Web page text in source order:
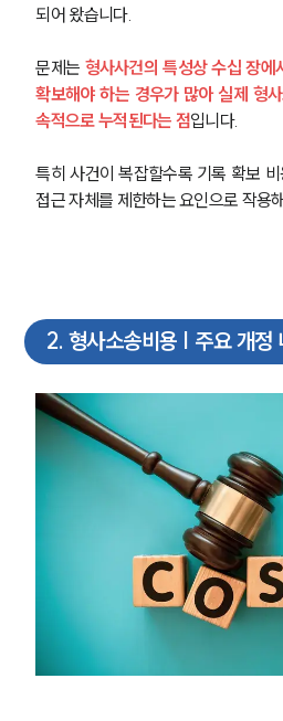
되어 왔습니다.
문제는 형사사건의 특성상 수십 장
확보해야 하는 경우가 많아 실제 형
속적으로 누적된다는 점입니다.
특히 사건이 복잡할수록 기록 확보
접근 자체를 제한하는 요인으로 작용
2. 형사소송비용 | 주요 개정